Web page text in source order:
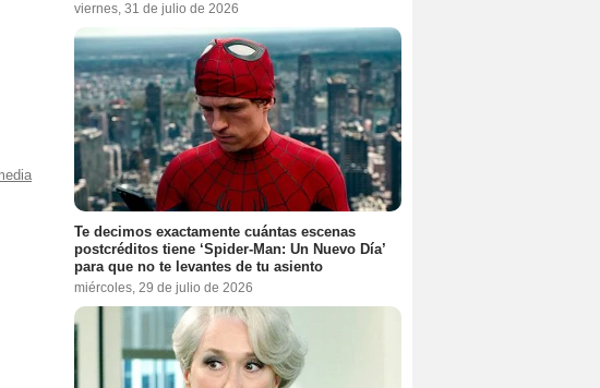
viernes, 31 de julio de 2026
Te decimos exactamente cuántas escenas
postcréditos tiene ‘Spider-Man: Un Nuevo Día’
para que no te levantes de tu asiento
miércoles, 29 de julio de 2026